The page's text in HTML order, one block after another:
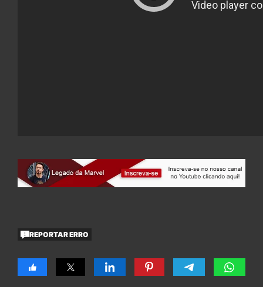
REPORTAR ERRO